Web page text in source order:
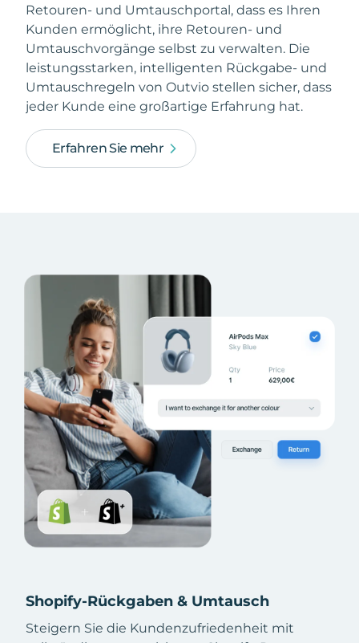
Retouren- und Umtauschportal, dass es Ihren
Kunden ermöglicht, ihre Retouren- und
Umtauschvorgänge selbst zu verwalten. Die
leistungsstarken, intelligenten Rückgabe- und
Umtauschregeln von Outvio stellen sicher, dass
jeder Kunde eine großartige Erfahrung hat.
Erfahren Sie mehr
Shopify-Rückgaben & Umtausch
Steigern Sie die Kundenzufriedenheit mit